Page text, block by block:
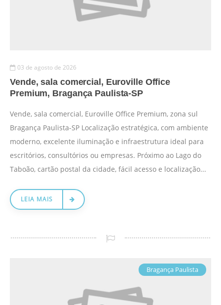
03 de agosto de 2026
Vende, sala comercial, Euroville Office
Premium, Bragança Paulista-SP
Vende, sala comercial, Euroville Office Premium, zona sul
Bragança Paulista-SP Localização estratégica, com ambiente
moderno, excelente iluminação e infraestrutura ideal para
escritórios, consultórios ou empresas. Próximo ao Lago do
Taboão, cartão postal da cidade, fácil acesso e localização...
LEIA MAIS
Bragança Paulista